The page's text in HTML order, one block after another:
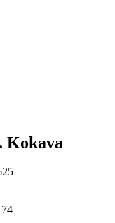
Kokava